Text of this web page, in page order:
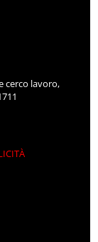
cerco lavoro,